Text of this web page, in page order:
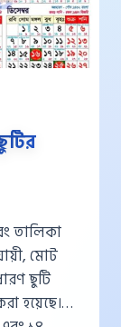
তালিকা
মোট
ছুটি
হয়েছে।